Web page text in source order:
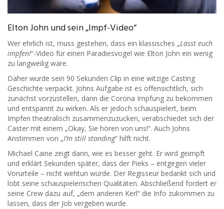
Elton John und sein „Impf-Video“
Wer ehrlich ist, muss gestehen, dass ein klassisches „Lasst euch
impfen!“-Video für einen Paradiesvogel wie Elton John ein wenig
zu langweilig wäre.
Daher wurde sein 90 Sekunden Clip in eine witzige Casting
Geschichte verpackt. Johns Aufgabe ist es offensichtlich, sich
zunächst vorzustellen, dann die Corona Impfung zu bekommen
und entspannt zu wirken. Als er jedoch schauspielert, beim
Impfen theatralisch zusammenzuzucken, verabschiedet sich der
Caster mit einem „Okay, Sie hören von uns!“. Auch Johns
Anstimmen von „I’m still standing“ hilft nicht.
Michael Caine zeigt dann, wie es besser geht. Er wird geimpft
und erklärt Sekunden später, dass der Pieks – entgegen vieler
Vorurteile – nicht wehtun würde. Der Regisseur bedankt sich und
lobt seine schauspielerischen Qualitäten. Abschließend fordert er
seine Crew dazu auf, „dem anderen Kerl“ die Info zukommen zu
lassen, dass der Job vergeben wurde.